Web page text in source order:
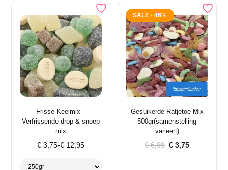
Frisse Keelmix –
Verfrissende drop & snoep
mix
€ 3,75-€ 12,95
Prijsklasse:
tot
SALE - 46%
Gesuikerde Ratjetoe Mix
500gr(samenstelling
varieert)
€6,99
Oorspronkelijke
€ 3,75
Huidige